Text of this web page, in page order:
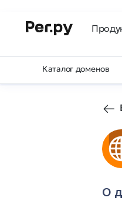
Каталог доменов
О